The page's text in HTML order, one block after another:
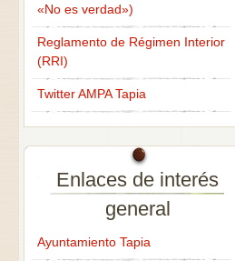
«No es verdad»)
Reglamento de Régimen Interior
(RRI)
Twitter AMPA Tapia
Enlaces de interés
general
Ayuntamiento Tapia